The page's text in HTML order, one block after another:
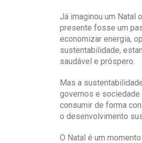
Já imaginou um Natal
presente fosse um
economizar energia,
sustentabilidade,
saudável e próspero.
Mas a
governos e sociedade
consumir de forma
o desenvolvimento
O Natal é um